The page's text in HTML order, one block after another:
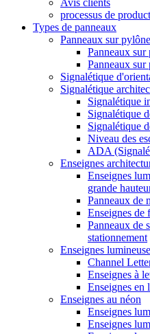
processus de
Types de panneaux
Panneaux sur
Panneaux sur
Panneaux sur
Signalétique
Signalétique
Signalétique
Signalétique
Signalétique
Niveau des
ADA
Enseignes
Enseignes
grande
Panneaux de
Enseignes de
Panneaux de
stationnement
Enseignes
Channel
Enseignes à
Enseignes en
Enseignes au néon
Enseignes
Enseignes